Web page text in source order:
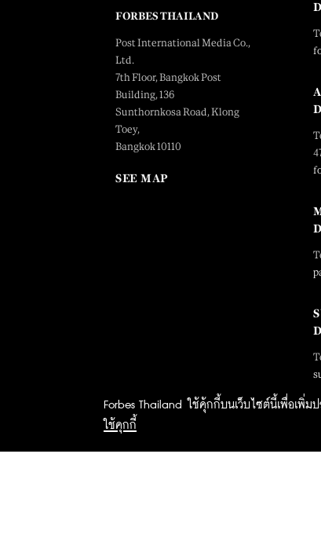
Forbes Thailand ใช้คุ้กกี้บนเว็บไซต์นี้เพื่อเพิ่ม
ใช้คุกกี้
FORBES THAILAND
Post International Media Co.,
Ltd.
7th Floor, Bangkok Post
Building, 136
Sunthornkosa Road, Klong
Toey,
Bangkok 10110
SEE MAP